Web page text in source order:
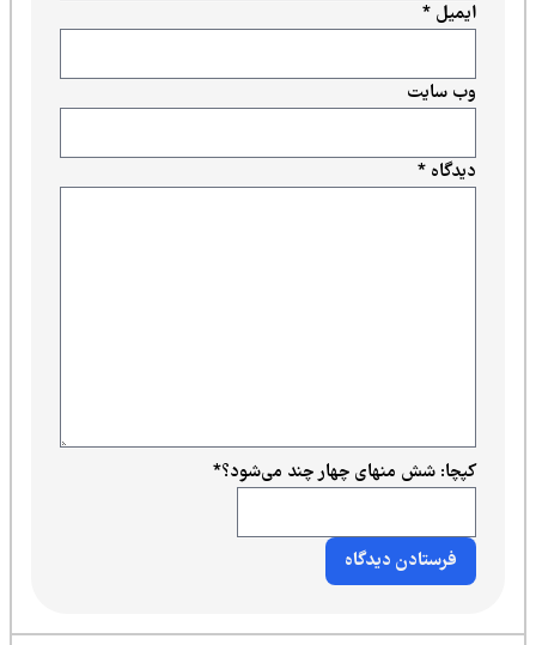
دیدگاه*
ایمیل*
وب‌ سایت
کپچا: شش منهای چهار چند می‌شود؟*